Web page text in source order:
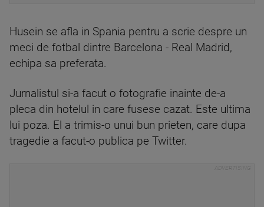
Husein se afla in Spania pentru a scrie despre un
meci de fotbal dintre Barcelona - Real Madrid,
echipa sa preferata.
Jurnalistul si-a facut o fotografie inainte de-a
pleca din hotelul in care fusese cazat. Este ultima
lui poza. El a trimis-o unui bun prieten, care dupa
tragedie a facut-o publica pe Twitter.